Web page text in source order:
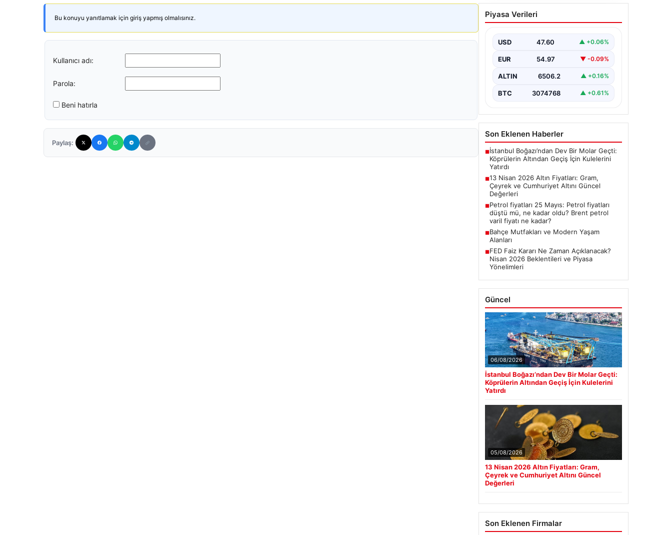
Bu konuyu yanıtlamak için giriş yapmış olmalısınız.
Kullanıcı adı:
Parola:
Beni hatırla
Paylaş:
13 Nisan 2026 Altın
Fiyatları: Gram, Çeyrek ve
Değerleri
Altın piyasalarında yaşanan
gelişmeler, özellikle ABD ile İran
olarak yatırımcıların…
Piyasa Verileri
USD 47.60 ▲ +0.06%
EUR 54.97 ▼ -0.09%
ALTIN 6506.2 ▲ +0.16%
BTC 3074768 ▲ +0.61%
Son Eklenen Haberler
■İstanbul Boğazı’ndan Dev Bir Molar Geçti:
Köprülerin Altından Geçiş İçin Kulelerini
Yatırdı
■13 Nisan 2026 Altın Fiyatları: Gram,
Çeyrek ve Cumhuriyet Altını Güncel
Değerleri
■Petrol fiyatları 25 Mayıs: Petrol fiyatları
düştü mü, ne kadar oldu? Brent petrol
varil fiyatı ne kadar?
■Bahçe Mutfakları ve Modern Yaşam
Alanları
■FED Faiz Kararı Ne Zaman Açıklanacak?
Nisan 2026 Beklentileri ve Piyasa
Yönelimleri
Güncel
06/08/2026
İstanbul Boğazı’ndan Dev Bir Molar Geçti:
Köprülerin Altından Geçiş İçin Kulelerini
Yatırdı
05/08/2026
13 Nisan 2026 Altın Fiyatları: Gram,
Çeyrek ve Cumhuriyet Altını Güncel
Değerleri
Son Eklenen Firmalar